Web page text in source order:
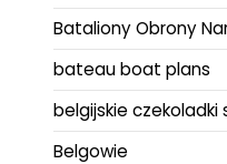
Bataliony Obrony
bateau boat plans
belgijskie czekoladki
Belgowie